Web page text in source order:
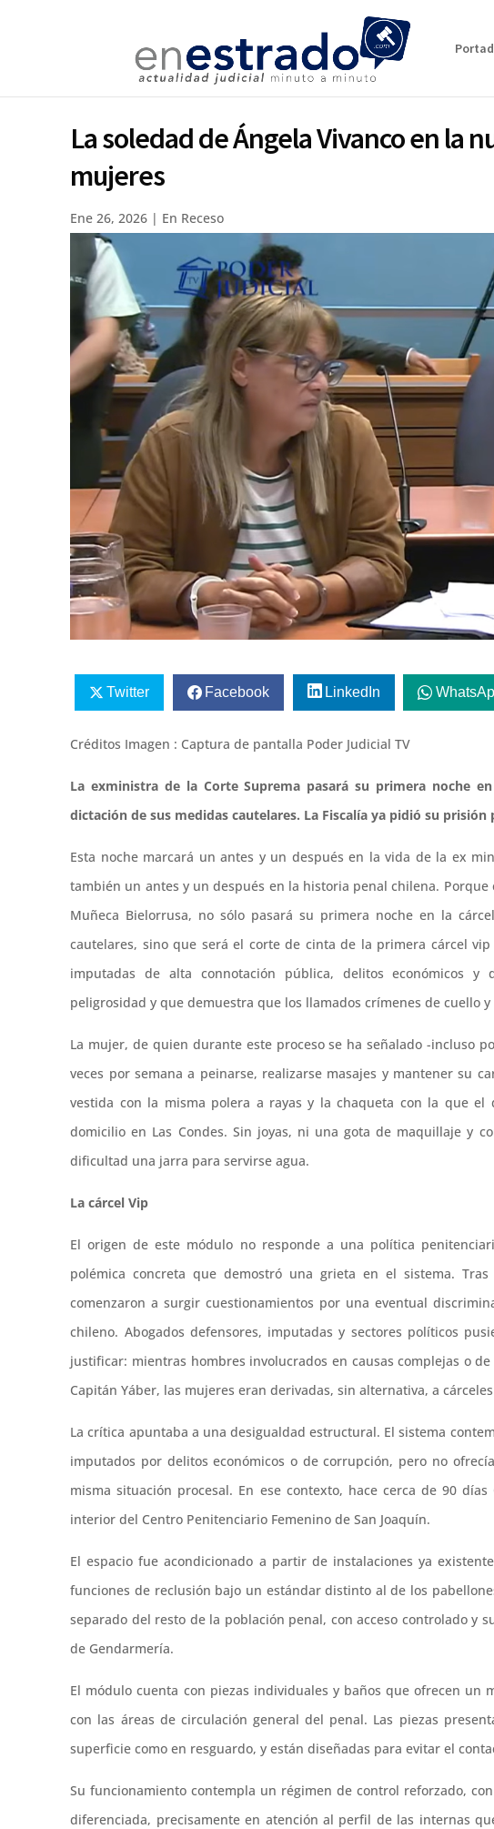
La soledad de Ángela Vivanco en la
mujeres
Ene 26, 2026 | En Receso
Twitter Facebook LinkedIn
Créditos Imagen : Captura de pantalla Poder Judicial TV
La exministra de la Corte Suprema pasará su primera noche
dictación de sus medidas cautelares. La Fiscalía ya pidió su prisión
Esta noche marcará un antes y un después en la vida de la ex
también un antes y un después en la historia penal chilena.
Muñeca Bielorrusa, no sólo pasará su primera noche en la
cautelares, sino que será el corte de cinta de la primera cárcel
imputadas de alta connotación pública, delitos económicos
peligrosidad y que demuestra que los llamados crímenes de cuello
La mujer, de quien durante este proceso se ha señalado -incluso
veces por semana a peinarse, realizarse masajes y mantener su
vestida con la misma polera a rayas y la chaqueta con la que
domicilio en Las Condes. Sin joyas, ni una gota de maquillaje y
dificultad una jarra para servirse agua.
La cárcel Vip
El origen de este módulo no responde a una política
polémica concreta que demostró una grieta en el sistema. Tras
comenzaron a surgir cuestionamientos por una eventual
chileno. Abogados defensores, imputadas y sectores políticos
justificar: mientras hombres involucrados en causas complejas o
Capitán Yáber, las mujeres eran derivadas, sin alternativa, a
La crítica apuntaba a una desigualdad estructural. El sistema
imputados por delitos económicos o de corrupción, pero no
misma situación procesal. En ese contexto, hace cerca de 90
interior del Centro Penitenciario Femenino de San Joaquín.
El espacio fue acondicionado a partir de instalaciones ya
funciones de reclusión bajo un estándar distinto al de los
separado del resto de la población penal, con acceso controlado y
de Gendarmería.
El módulo cuenta con piezas individuales y baños que ofrecen un
con las áreas de circulación general del penal. Las piezas
superficie como en resguardo, y están diseñadas para evitar el
Su funcionamiento contempla un régimen de control reforzado,
diferenciada, precisamente en atención al perfil de las internas